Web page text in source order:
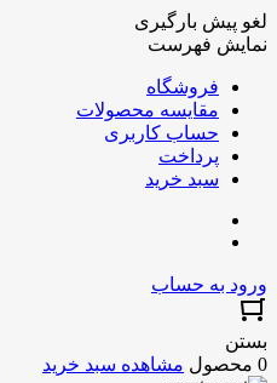
لغو پیش بارگیری
نمایش فهرست
فروشگاه
مقایسه محصولات
حساب کاربری
پرداخت
سبد خرید
ورود به حساب
بستن
0 محصول
مشاهده سبد خرید